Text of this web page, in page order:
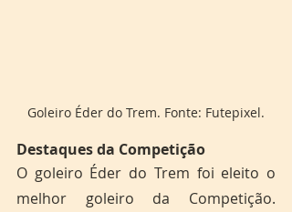
Goleiro Éder do Trem. Fonte: Futepixel.
Destaques da Competição
O goleiro Éder do Trem foi eleito o
melhor goleiro da Competição.